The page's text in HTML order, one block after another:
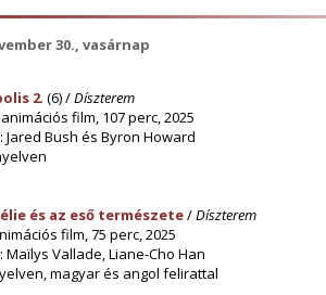
30., vasárnap
2. (6) /Díszterem
film, 107 perc, 2025
Jared Bush és Byron Howard
és az eső természete/Díszterem
film, 75 perc, 2025
Maïlys Vallade, Liane-Cho Han
magyar és angol felirattal